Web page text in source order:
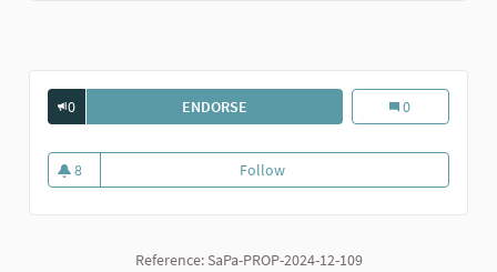
0 ENDORSE Cinema.
0
8
8 followers
FollowCinema.
Reference: SaPa-PROP-2024-12-109